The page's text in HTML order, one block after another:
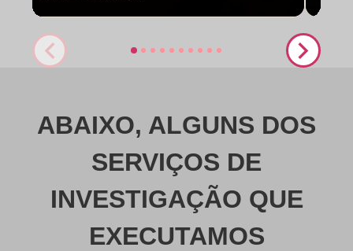
ABAIXO, ALGUNS DOS
SERVIÇOS DE
INVESTIGAÇÃO QUE
EXECUTAMOS